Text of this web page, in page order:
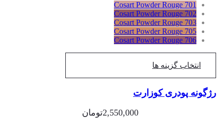
Cosart Powder Rouge 701
Cosart Powder Rouge 702
Cosart Powder Rouge 703
Cosart Powder Rouge 705
Cosart Powder Rouge 706
انتخاب گزینه ها
پودری کوزارت
2,550,000تومان